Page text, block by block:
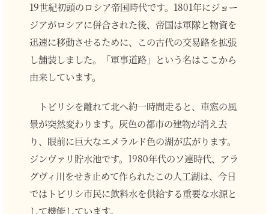
19世紀初頭のロシア帝国時代です。1801年にジョー
ジアがロシアに併合された後、帝国は軍隊と物資を
迅速に移動させるために、この古代の交易路を拡張
し舗装しました。「軍事道路」という名はここから
由来しています。
トビリシを離れて北へ約一時間走ると、車窓の風
景が突然変わります。灰色の都市の建物が消え去
り、眼前に巨大なエメラルド色の湖が広がります。
ジンヴァリ貯水池です。1980年代のソ連時代、アラ
グヴィ川をせき止めて作られたこの人工湖は、今日
ではトビリシ市民に飲料水を供給する重要な水源と
して機能しています。